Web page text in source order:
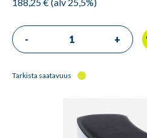
- +
Tarkista saatavuus